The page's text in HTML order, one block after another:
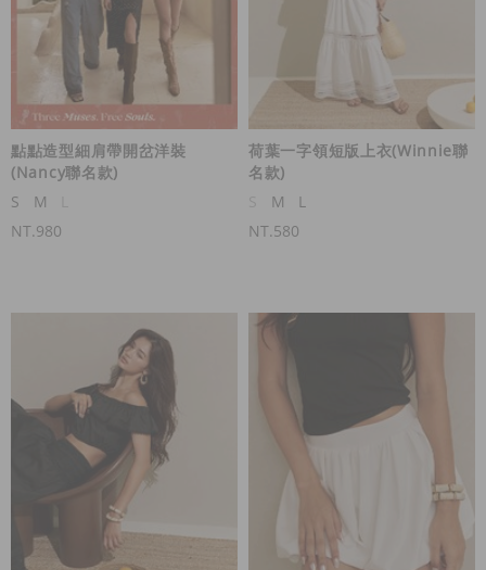
點點造型細肩帶開岔洋裝
(Nancy聯名款)
S
M
NT.980
荷葉一字領短版上衣(Winnie聯
名款)
M
L
NT.580